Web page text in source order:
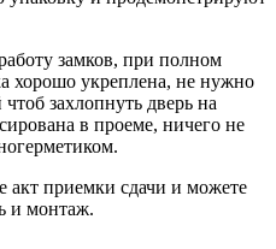
замков, при полном
хорошо укреплена, не нужно
захлопнуть дверь на
в проеме, ничего не
приемки сдачи и можете
и монтаж.